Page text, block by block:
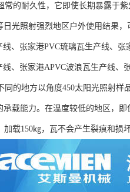
的耐久性，它即使长期暴露于
光照射强烈地区户外使用结果，
、张家港PVC琉璃瓦生产线、
线、张家港APVC波浪瓦生产线
的地方以角度450太阳光照射样
承载能力。在温度较低的地区，
加载150㎏，瓦不会产生裂痕和损坏